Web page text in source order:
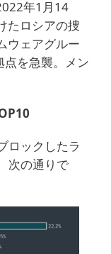
年1月14
たロシアの捜
ウェアグルー
を急襲。メン
ロックしたラ
次の通りで